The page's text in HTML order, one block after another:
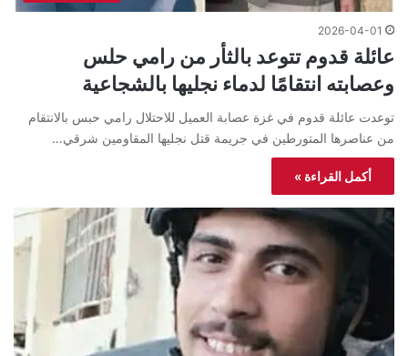
2026-04-01
عائلة قدوم تتوعد بالثأر من رامي حلس
وعصابته انتقامًا لدماء نجليها بالشجاعية
توعدت عائلة قدوم في غزة عصابة العميل للاحتلال رامي حبس بالانتقام
من عناصرها المتورطين في جريمة قتل نجليها المقاومين شرقي…
أكمل القراءة »